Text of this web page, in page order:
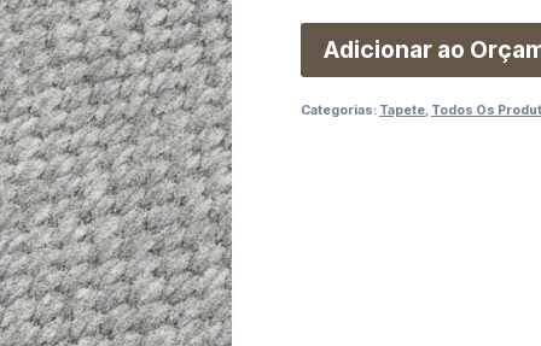
Adicionar ao
Categorias: Tapete, Todos Os